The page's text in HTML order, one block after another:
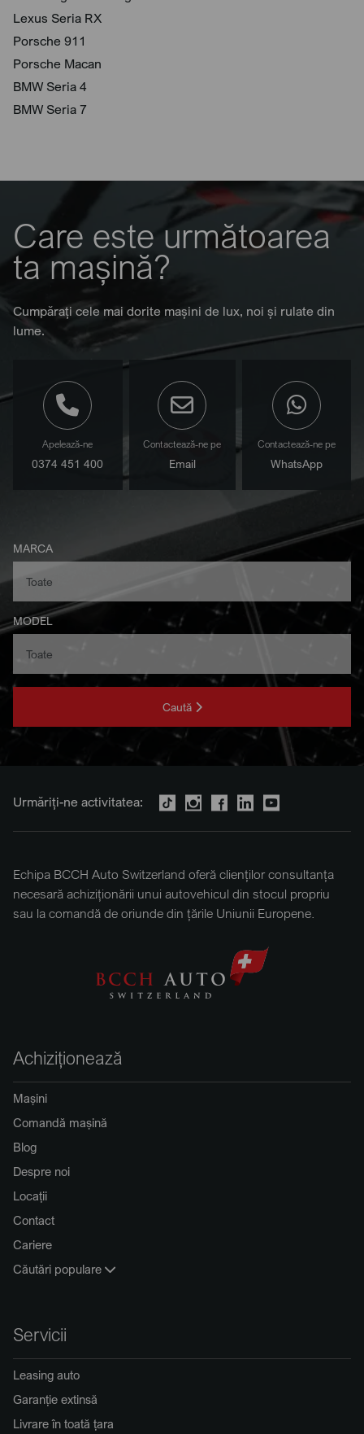
Lexus Seria RX
Porsche 911
Porsche Macan
BMW Seria 4
BMW Seria 7
Care este următoarea
ta mașină?
Cumpărați cele mai dorite mașini de lux, noi și rulate din
lume.
Apelează-ne
0374 451 400
Contactează-ne pe
Email
Contactează-ne pe
WhatsApp
MARCA
MODEL
Caută
Urmăriți-ne activitatea:
Echipa BCCH Auto Switzerland oferă clienților consultanța
necesară achiziționării unui autovehicul din stocul propriu
sau la comandă de oriunde din țările Uniunii Europene.
Achiziționează
Mașini
Comandă mașină
Blog
Despre noi
Locații
Contact
Cariere
Căutări populare
Servicii
Leasing auto
Garanție extinsă
Livrare în toată țara